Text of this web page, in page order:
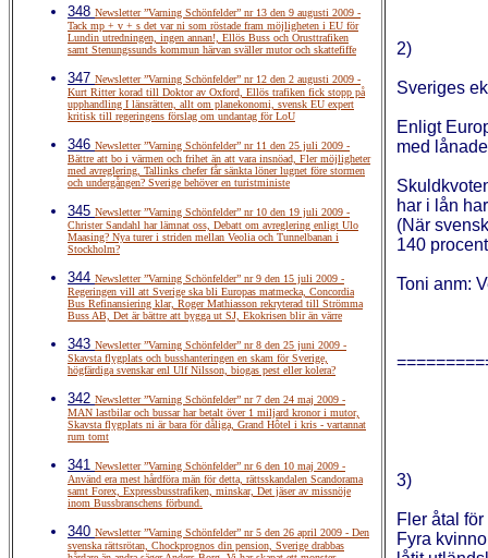
348 Newsletter ”Varning Schönfelder” nr 13 den 9 augusti 2009 -
Tack mp + v + s det var ni som röstade fram möjligheten i EU för
Lundin utredningen, ingen annan!, Ellös Buss och Orusttrafiken
samt Stenungssunds kommun härvan sväller mutor och skattefiffe
347 Newsletter ”Varning Schönfelder” nr 12 den 2 augusti 2009 -
Kurt Ritter korad till Doktor av Oxford, Ellös trafiken fick stopp på
upphandling I länsrätten, allt om planekonomi, svensk EU expert
kritisk till regeringens förslag om undantag för LoU
346 Newsletter ”Varning Schönfelder” nr 11 den 25 juli 2009 -
Bättre att bo i värmen och frihet än att vara insnöad, Fler möjligheter
med avreglering, Tallinks chefer får sänkta löner lugnet före stormen
och undergången? Sverige behöver en turistministe
345 Newsletter ”Varning Schönfelder” nr 10 den 19 juli 2009 -
Christer Sandahl har lämnat oss, Debatt om avreglering enligt Ulo
Maasing? Nya turer i striden mellan Veolia och Tunnelbanan i
Stockholm?
344 Newsletter ”Varning Schönfelder” nr 9 den 15 juli 2009 -
Regeringen vill att Sverige ska bli Europas matmecka, Concordia
Bus Refinansiering klar, Roger Mathiasson rekryterad till Strömma
Buss AB, Det är bättre att bygga ut SJ, Ekokrisen blir än värre
343 Newsletter ”Varning Schönfelder” nr 8 den 25 juni 2009 -
Skavsta flygplats och busshanteringen en skam för Sverige,
högfärdiga svenskar enl Ulf Nilsson, biogas pest eller kolera?
342 Newsletter ”Varning Schönfelder” nr 7 den 24 maj 2009 -
MAN lastbilar och bussar har betalt över 1 miljard kronor i mutor,
Skavsta flygplats ni är bara för dåliga, Grand Hôtel i kris - vartannat
rum tomt
341 Newsletter ”Varning Schönfelder” nr 6 den 10 maj 2009 -
Använd era mest hårdföra män för detta, rättsskandalen Scandorama
samt Forex, Expressbusstrafiken, minskar, Det jäser av missnöje
inom Bussbranschens förbund.
340 Newsletter ”Varning Schönfelder” nr 5 den 26 april 2009 - Den
svenska rättsrötan, Chockprognos din pension, Sverige drabbas
2)
Sveriges
Enligt
med
har i lån
(När
140
Toni anm:
3)
Fler åtal
Fyra